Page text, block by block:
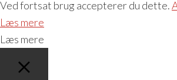
Ved fortsat brug accepterer du dette.
Læs mere
Læs mere